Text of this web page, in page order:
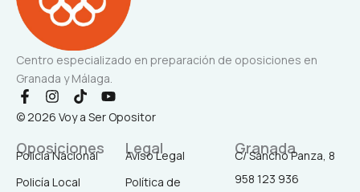
Centro especializado en preparación de oposiciones en
Granada y Málaga.
F
a
c
b
o
o
I
n
s
a
g
r
T
i
k
o
k
Y
o
u
© 2026 Voy a Ser Opositor
Oposiciones
Policía Nacional
Policía Local
Legal
Aviso Legal
Política de
Granada
C/ Sancho Panza, 8
958 123 936